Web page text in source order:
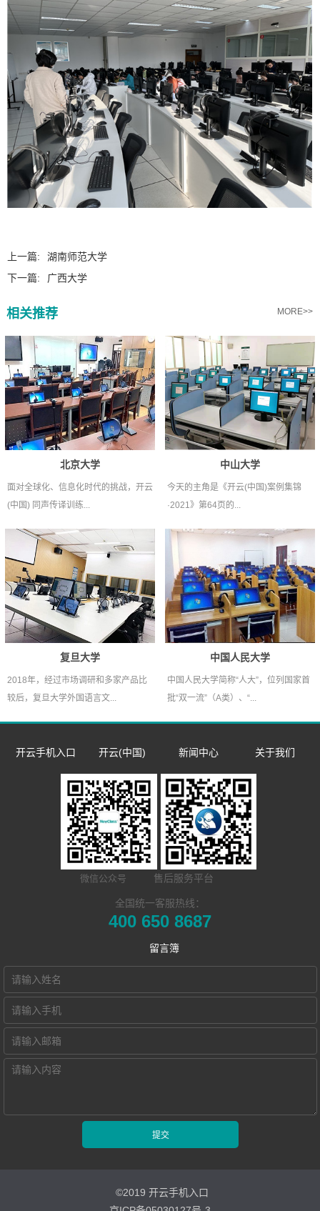
上一篇:
湖南师范大学
下一篇:
广西大学
相关推荐 MORE>>
北京大学
面对全球化、信息化时代的挑战，开云
(中国) 同声传译训练...
中山大学
今天的主角是《开云(中国)案例集锦
·2021》第64页的...
复旦大学
2018年，经过市场调研和多家产品比
较后，复旦大学外国语言文...
中国人民大学
中国人民大学简称“人大”，位列国家首
批“双一流”（A类）、“...
开云手机入口
数字语言学习系
同声传译训练系
​远程合班教学系
开云(中国) Hub
高密度WiFi移动
智慧教室
开云(中国)
双一流/985/211
外语院校
MTI/BTI院校
用户名录
新闻中心
企业新闻
市场活动
关于我们
微信公众号 售后服务平台
全国统一客服热线：
400 650 8687
留言簿
©2019 开云手机入口